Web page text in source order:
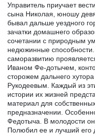
Управитель приучает
сына Николая, юношу
бывал дальше уездного
зачатки домашнего
сочетании с природным
недюжинные
саморазвитию
Иваном Фе-дотычем,
сторожем дальнего
Рукодеевым. Каждый из
истории их жизней
материал для
предназначении.
Федотыча. В молодости
Полюбил ее и лучший его